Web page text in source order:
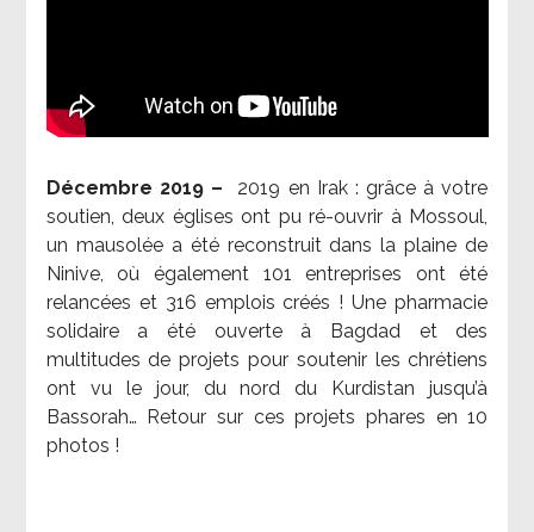
Décembre 2019 – 2019 en Irak : grâce à votre
soutien, deux églises ont pu ré-ouvrir à Mossoul,
un mausolée a été reconstruit dans la plaine de
Ninive, où également 101 entreprises ont été
relancées et 316 emplois créés ! Une pharmacie
solidaire a été ouverte à Bagdad et des
multitudes de projets pour soutenir les chrétiens
ont vu le jour, du nord du Kurdistan jusqu’à
Bassorah… Retour sur ces projets phares en 10
photos !